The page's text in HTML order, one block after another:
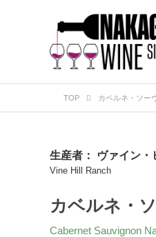
TOP カベルネ・ソー
生産者： ヴァイン・
Vine Hill Ranch
カベルネ・
Cabernet Sauvignon